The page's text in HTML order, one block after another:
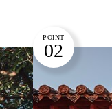
POINT
02